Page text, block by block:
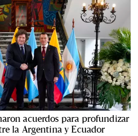
acuerdos para profundizar
la Argentina y Ecuador